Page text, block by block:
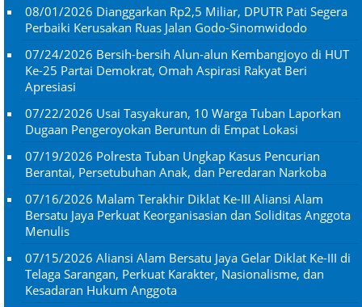
08/01/2026 Dianggarkan Rp2,5 Miliar, DPUTR Pati Segera
Perbaiki Kerusakan Ruas Jalan Godo-Sinomwidodo
07/24/2026 Bersih-bersih Alun-alun Kembangjoyo di HUT
Ke-25 Partai Demokrat, Omah Aspirasi Rakyat Beri
Apresiasi
07/22/2026 Usai Tasyakuran, 10 Warga Tuban Laporkan
Dugaan Pengeroyokan Beruntun di Empat Lokasi
07/19/2026 Polresta Tuban Ungkap Kasus Pencurian
Berantai, Persetubuhan Anak, dan Peredaran Narkoba
07/16/2026 Malam Terakhir Diklat Ke-III Aliansi Alam
Bersatu Jaya Perkuat Keorganisasian dan Soliditas Anggota
Menulis
07/15/2026 Aliansi Alam Bersatu Jaya Gelar Diklat Ke-III di
Telaga Sarangan, Perkuat Karakter, Nasionalisme, dan
Kesadaran Hukum Anggota